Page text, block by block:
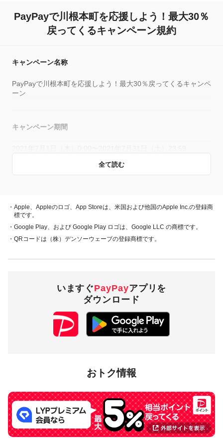
PayPayで川根本町を応援しよう！最大30％
戻ってくるキャンペーン規約
全て読む
キャンペーン名称
PayPayで川根本町を応援しよう！最大30％戻ってくるキャンペ
ーン
キャンペーン期間
キャンペーン期間中、対象店舗で、PayPay残高、ヤフーカー
ド、PayPayあと払い（一括のみ）でお支払いをしていただい
た方に対し、下表のとおり後日PayPayボーナスを付与しま
す。
付与上限
5,000円相当／期間
静岡県川根本町内のPayPay加盟店のうち
ご確認いただけます。
対象の支払方法
・Apple、Appleのロゴ、App Storeは、米国および他国のApple Inc.の登録商
標です。
・Google Play、および Google Play ロゴは、Google LLC の商標です。
・QRコードは（株）デンソーウェーブの登録商標です。
いますぐPayPayアプリを
ダウンロード
おトク情報